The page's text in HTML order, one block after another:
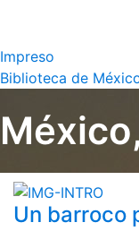
Impreso
Biblioteca de
Un barroco